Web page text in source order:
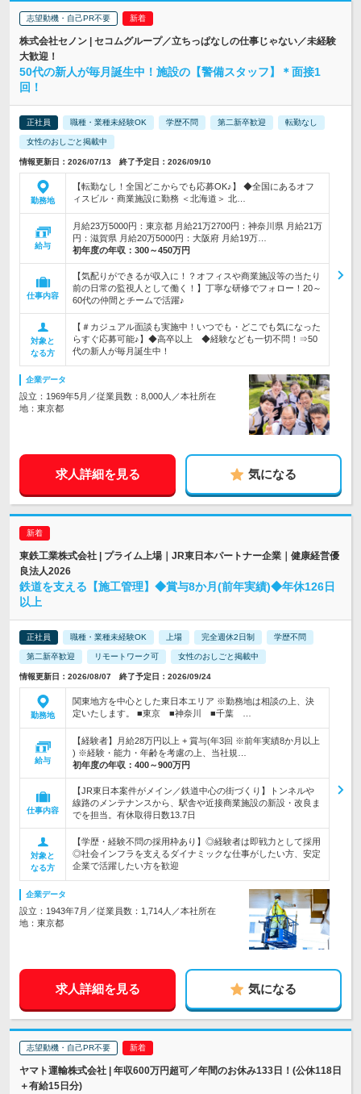
志望動機・自己PR不要
株式会社セノン | セコムグループ／立ちっぱなしの仕事じゃない／未経験
大歓迎！
50代の新人が毎月誕生中！施設の【警備スタッフ】＊面接1
回！
正社員 職種・業種未経験OK 学歴不問 第二新卒歓迎 転勤なし
女性のおしごと掲載中
情報更新日：2026/07/13 終了予定日：2026/09/10
勤務地
【転勤なし！全国どこからでも応募OK♪】 ◆全国にあるオフ
ィスビル・商業施設に勤務 ＜北海道＞ 北…
給与
月給23万5000円：東京都 月給21万2700円：神奈川県 月給21万
円：滋賀県 月給20万5000円：大阪府 月給19万…
初年度の年収： 300～450万円
仕事内容
【気配りができるが収入に！？オフィスや商業施設等の当たり
前の日常の監視人として働く！】丁寧な研修でフォロー！20～
60代の仲間とチームで活躍♪
対象と
なる方
【＃カジュアル面談も実施中！いつでも・どこでも気になった
らすぐ応募可能♪】◆高卒以上 ◆経験なども一切不問！⇒50
代の新人が毎月誕生中！
企業データ
設立：1969年5月／従業員数：8,000人／本社所在
地：東京都
求人詳細を見る 気になる
東鉄工業株式会社 | プライム上場｜JR東日本パートナー企業｜健康経営優
良法人2026
鉄道を支える【施工管理】◆賞与8か月(前年実績)◆年休126日
以上
正社員 職種・業種未経験OK 上場 完全週休2日制 学歴不問
第二新卒歓迎 リモートワーク可 女性のおしごと掲載中
情報更新日：2026/08/07 終了予定日：2026/09/24
勤務地
関東地方を中心とした東日本エリア ※勤務地は相談の上、決
定いたします。 ■東京 ■神奈川 ■千葉 …
給与
【経験者】月給28万円以上 + 賞与(年3回 ※前年実績8か月以上
) ※経験・能力・年齢を考慮の上、当社規…
初年度の年収： 400～900万円
仕事内容
【JR東日本案件がメイン／鉄道中心の街づくり】トンネルや
線路のメンテナンスから、駅舎や近接商業施設の新設・改良ま
でを担当。有休取得日数13.7日
対象と
なる方
【学歴・経験不問の採用枠あり】◎経験者は即戦力として採用
◎社会インフラを支えるダイナミックな仕事がしたい方、安定
企業で活躍したい方を歓迎
企業データ
設立：1943年7月／従業員数：1,714人／本社所在
地：東京都
求人詳細を見る 気になる
志望動機・自己PR不要
ヤマト運輸株式会社 | 年収600万円超可／年間のお休み133日！(公休118日
＋有給15日分)